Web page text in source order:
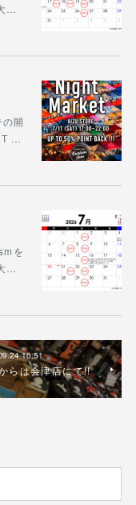
…
開
…
を
…
10:51
らは会津店にて!!